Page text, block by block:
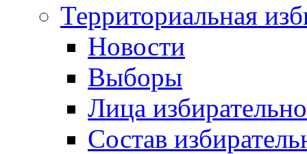
Территориальная
Новости
Выборы
Лица
Состав